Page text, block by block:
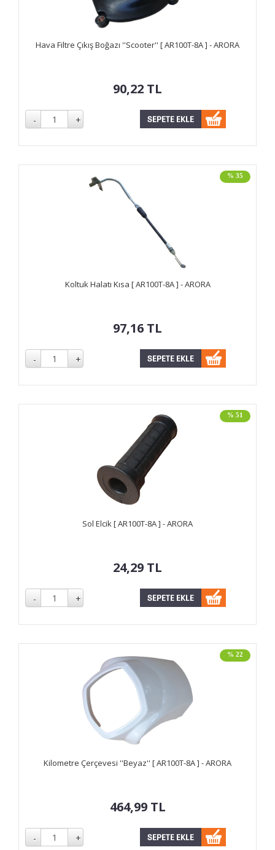
Hava Filtre Çıkış Boğazı ''Scooter'' [ AR100T-8A ] - ARORA
90,22 TL
% 35
Koltuk Halatı Kısa [ AR100T-8A ] - ARORA
97,16 TL
% 51
Sol Elcik [ AR100T-8A ] - ARORA
24,29 TL
% 22
Kilometre Çerçevesi ''Beyaz'' [ AR100T-8A ] - ARORA
464,99 TL